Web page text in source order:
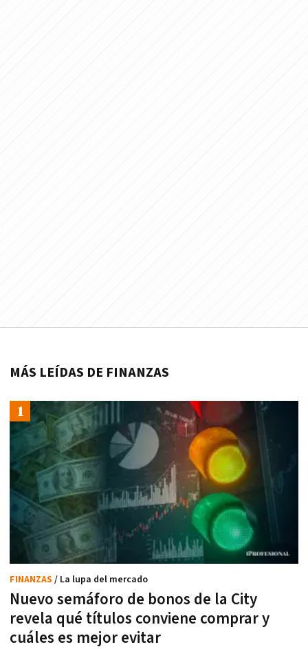
MÁS LEÍDAS DE FINANZAS
Nuevo semáforo de bonos de la City
revela qué títulos conviene comprar y
cuáles es mejor evitar
FINANZAS / La lupa del mercado